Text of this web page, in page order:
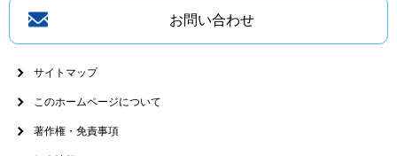
お問い合わせ
サイトマップ
このホームページについて
著作権・免責事項